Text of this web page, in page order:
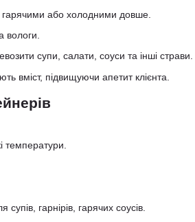
гарячими або холодними довше.
вологи.
супи, салати, соуси та інші страви.
вміст, підвищуючи апетит клієнта.
температури.
гарнірів, гарячих соусів.